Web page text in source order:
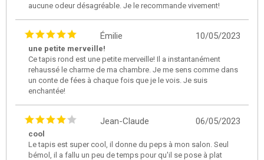
aucune odeur désagréable. Je le recommande vivement!
10/05/2023
Émilie
une petite merveille!
Ce tapis rond est une petite merveille! Il a instantanément
rehaussé le charme de ma chambre. Je me sens comme dans
un conte de fées à chaque fois que je le vois. Je suis
enchantée!
06/05/2023
Jean-Claude
cool
Le tapis est super cool, il donne du peps à mon salon. Seul
bémol, il a fallu un peu de temps pour qu'il se pose à plat